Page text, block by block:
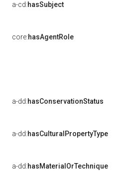
a-cd:hasSubject
core:hasAgentRole
a-dd:hasConservationStatus
a-dd:hasCulturalPropertyType
a-dd:hasMaterialOrTechnique